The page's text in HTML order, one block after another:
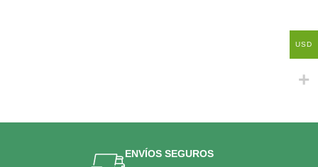
ENVÍOS SEGUROS
USD